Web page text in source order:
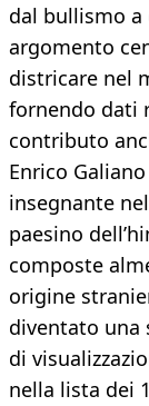
dal bullismo a
argomento
districare nel
fornendo dati
contributo
Enrico
insegnante
paesino
composte
origine
diventato una
di
nella lista dei